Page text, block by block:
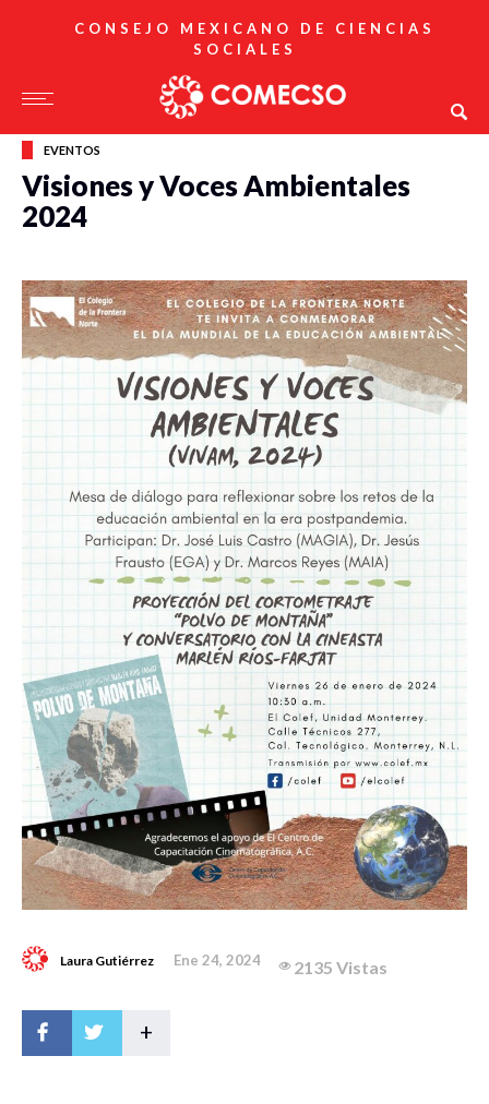
CONSEJO MEXICANO DE CIENCIAS
SOCIALES
EVENTOS
Visiones y Voces Ambientales
2024
Laura Gutiérrez Ene 24, 2024 2135 Vistas
+